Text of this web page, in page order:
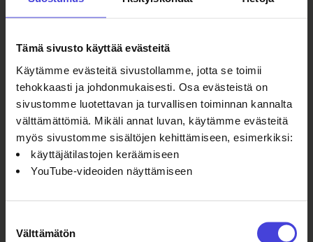
Tämä sivusto käyttää evästeitä
Käytämme evästeitä sivustollamme, jotta se toimii
tehokkaasti ja johdonmukaisesti. Osa evästeistä on
sivustomme luotettavan ja turvallisen toiminnan kannalta
välttämättömiä. Mikäli annat luvan, käytämme evästeitä
myös sivustomme sisältöjen kehittämiseen, esimerkiksi:
käyttäjätilastojen keräämiseen
YouTube-videoiden näyttämiseen
valinta
Välttämätön
mahdollisimman laajasti.
Tutustu Cuporen
tutkimukseen
Oulu2026 seuranta ja arviointi
(cupore.fi)
toiminnastamme